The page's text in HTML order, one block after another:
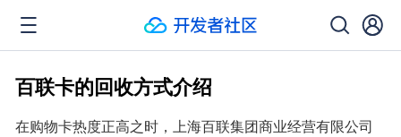
百联卡的回收方式介绍
在购物卡热度正高之时，上海百联集团商业经营有限公司